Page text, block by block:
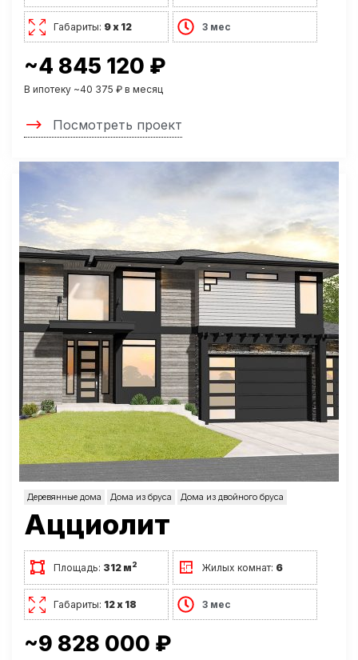
Габариты: 9 х 12 3 мес
~4 845 120 ₽
В ипотеку ~40 375 ₽ в месяц
Посмотреть проект
Деревянные дома Дома из бруса Дома из двойного бруса
Ацциолит
Площадь: 312 м2 Жилых комнат: 6
Габариты: 12 х 18 3 мес
~9 828 000 ₽